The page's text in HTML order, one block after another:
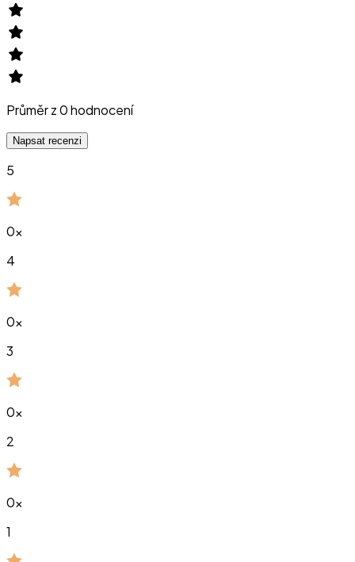
Průměr z0hodnocení
Napsat recenzi
5
0x
4
0x
3
0x
2
0x
1